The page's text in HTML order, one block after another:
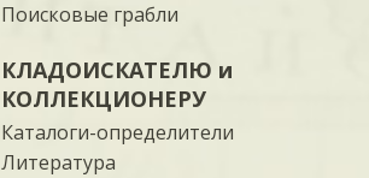
Поисковые грабли
КЛАДОИСКАТЕЛЮ и
КОЛЛЕКЦИОНЕРУ
Каталоги-определители
Литература